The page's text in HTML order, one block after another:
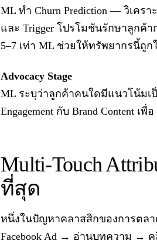
ML ทำ Churn Prediction — วิเคร
และ Trigger โปรโมชันรักษาลูกค้
5–7 เท่า ML ช่วยให้ทรัพยากรนี้ถูก
Advocacy Stage
ML ระบุว่าลูกค้าคนใดมีแนวโน้มเป็
Engagement กับ Brand Content เ
Multi-Touch
ที่สุด
หนึ่งในปัญหาคลาสสิกของการตลา
Facebook Ad → อ่านบทความ →